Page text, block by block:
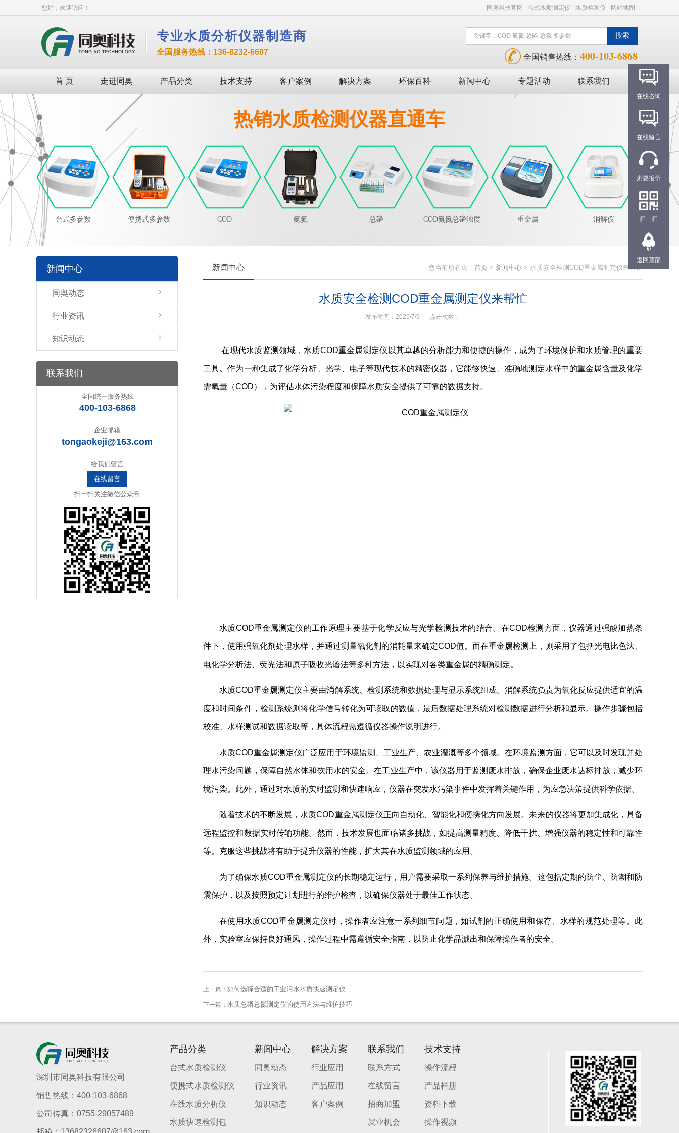
您好，欢迎访问！ 同奥科技官网 台式水质测定仪 水质检测仪 网站地图
专业水质分析仪器制造商
全国服务热线：136-8232-6607
全国销售热线： 400-103-6868
首 页 走进同奥 产品分类 技术支持 客户案例 解决方案 环保百科 新闻中心 专题活动 联系我们
热销水质检测仪器直通车
台式多参数 便携式多参数 COD 氨氮 总磷 COD氨氮总磷浊度 重金属 消解仪
新闻中心
同奥动态
行业资讯
知识动态
联系我们
全国统一服务热线
400-103-6868
企业邮箱
tongaokeji@163.com
给我们留言
在线留言
扫一扫关注微信公众号
新闻中心 您当前所在页： 首页 > 新闻中心 > 水质安全检测COD重金属测定仪来帮忙
水质安全检测COD重金属测定仪来帮忙
发布时间：2025/7/9 点击次数：
在现代水质监测领域，水质COD重金属测定仪以其卓越的分析能力和便捷的操作，成为了环境保护和水质管理的重要
工具。作为一种集成了化学分析、光学、电子等现代技术的精密仪器，它能够快速、准确地测定水样中的重金属含量及化学
需氧量（COD），为评估水体污染程度和保障水质安全提供了可靠的数据支持。
水质COD重金属测定仪的工作原理主要基于化学反应与光学检测技术的结合。在COD检测方面，仪器通过强酸加热条
件下，使用强氧化剂处理水样，并通过测量氧化剂的消耗量来确定COD值。而在重金属检测上，则采用了包括光电比色法、
电化学分析法、荧光法和原子吸收光谱法等多种方法，以实现对各类重金属的精确测定。
水质COD重金属测定仪主要由消解系统、检测系统和数据处理与显示系统组成。消解系统负责为氧化反应提供适宜的温
度和时间条件，检测系统则将化学信号转化为可读取的数值，最后数据处理系统对检测数据进行分析和显示。操作步骤包括
校准、水样测试和数据读取等，具体流程需遵循仪器操作说明进行。
水质COD重金属测定仪广泛应用于环境监测、工业生产、农业灌溉等多个领域。在环境监测方面，它可以及时发现并处
理水污染问题，保障自然水体和饮用水的安全。在工业生产中，该仪器用于监测废水排放，确保企业废水达标排放，减少环
境污染。此外，通过对水质的实时监测和快速响应，仪器在突发水污染事件中发挥着关键作用，为应急决策提供科学依据。
随着技术的不断发展，水质COD重金属测定仪正向自动化、智能化和便携化方向发展。未来的仪器将更加集成化，具备
远程监控和数据实时传输功能。然而，技术发展也面临诸多挑战，如提高测量精度、降低干扰、增强仪器的稳定性和可靠性
等。克服这些挑战将有助于提升仪器的性能，扩大其在水质监测领域的应用。
为了确保水质COD重金属测定仪的长期稳定运行，用户需要采取一系列保养与维护措施。这包括定期的防尘、防潮和防
震保护，以及按照预定计划进行的维护检查，以确保仪器处于最佳工作状态。
在使用水质COD重金属测定仪时，操作者应注意一系列细节问题，如试剂的正确使用和保存、水样的规范处理等。此
外，实验室应保持良好通风，操作过程中需遵循安全指南，以防止化学品溅出和保障操作者的安全。
上一篇： 如何选择合适的工业污水水质快速测定仪
下一篇： 水质总磷总氮测定仪的使用方法与维护技巧
深圳市同奥科技有限公司
销售热线：400-103-6868
公司传真：0755-29057489
产品分类
台式水质检测仪
便携式水质检测仪
在线水质分析仪
水质快速检测包
新闻中心
同奥动态
行业资讯
知识动态
解决方案
行业应用
产品应用
客户案例
联系我们
联系方式
在线留言
招商加盟
就业机会
技术支持
操作流程
产品样册
资料下载
操作视频
在线咨询
在线留言
索要报价
扫一扫
返回顶部